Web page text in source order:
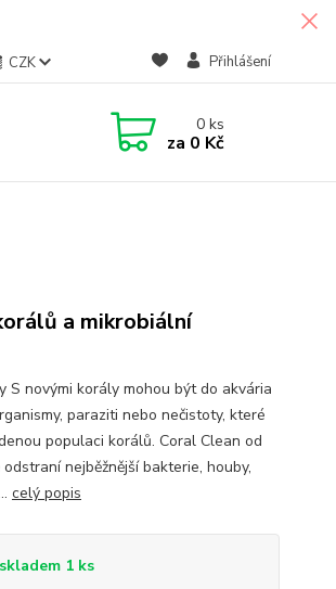
CZK Přihlášení
0ks
za 0 Kč
a mikrobiální
S novými korály mohou být do akvária
paraziti nebo nečistoty, které
populaci korálů. Coral Clean od
nejběžnější bakterie, houby,
celý popis
skladem 1 ks